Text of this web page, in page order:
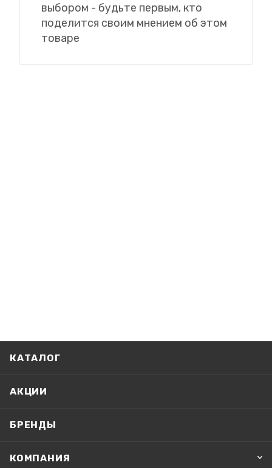
выбором - будьте первым, кто
поделится своим мнением об этом
товаре
КАТАЛОГ
АКЦИИ
БРЕНДЫ
КОМПАНИЯ